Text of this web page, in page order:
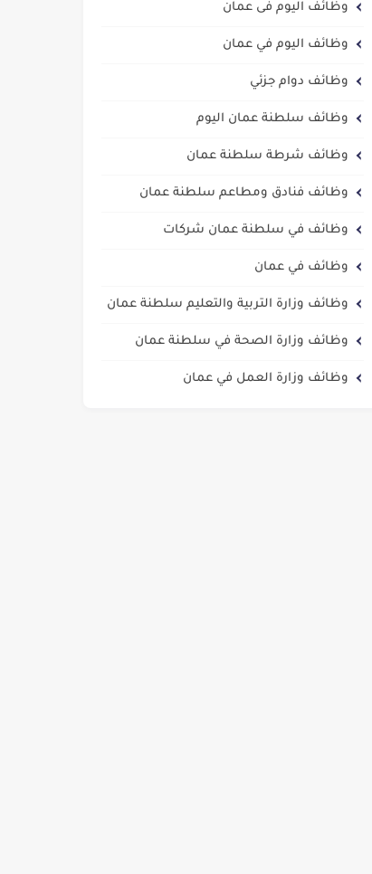
وظائف اليوم فى عمان
وظائف اليوم في عمان
وظائف دوام جزئي
وظائف سلطنة عمان اليوم
وظائف شرطة سلطنة عمان
وظائف فنادق ومطاعم سلطنة عمان
وظائف في سلطنة عمان شركات
وظائف في عمان
وظائف وزارة التربية والتعليم سلطنة عمان
وظائف وزارة الصحة في سلطنة عمان
وظائف وزارة العمل في عمان